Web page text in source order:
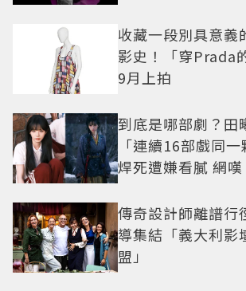
收藏一段別具意義
影史！「穿Prada
9月上拍
到底是哪部劇？田
「連續16部戲同
焊死遭嫌看膩 網
傳奇設計師離譜行
導集結「義大利影
盟」